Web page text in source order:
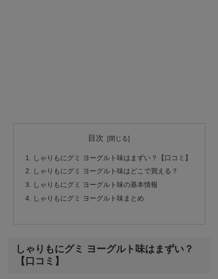
目次
しゃりもにグミ ヨーグルト味はまずい？【口コミ】
しゃりもにグミ ヨーグルト味はどこで買える？
しゃりもにグミ ヨーグルト味の基本情報
しゃりもにグミ ヨーグルト味まとめ
しゃりもにグミ ヨーグルト味はまずい？
【口コミ】